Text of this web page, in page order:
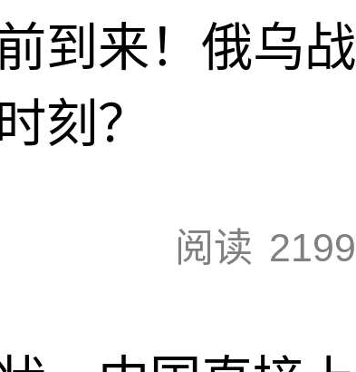
到来！俄乌
刻？
阅读